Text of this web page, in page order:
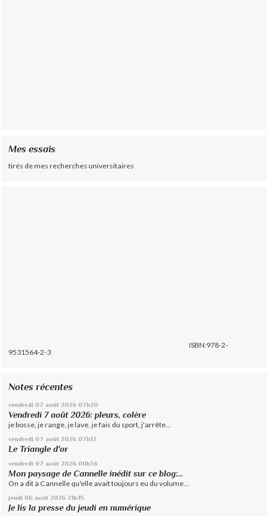
Mes essais
tirés de mes recherches universitaires
ISBN:978-2-
9531564-2-3
Notes récentes
vendredi 07 août 2026 07h20
Vendredi 7 août 2026: pleurs, colère
je bosse, je range, je lave, je fais du sport, j'arrête...
vendredi 07 août 2026 07h12
Le Triangle d'or
vendredi 07 août 2026 00h56
Mon paysage de Cannelle inédit sur ce blog:...
On a dit à Cannelle qu'elle avait toujours eu du volume...
jeudi 06 août 2026 21h45
Je lis la presse du jeudi en numérique